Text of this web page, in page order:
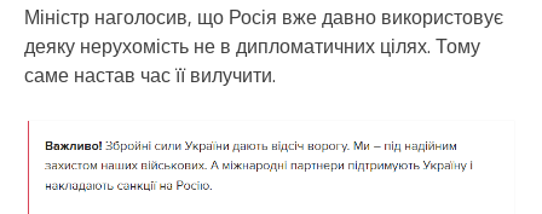
Міністр наголосив, що Росія вже давно використовує
деяку нерухомість не в дипломатичних цілях. Тому
саме настав час її вилучити.